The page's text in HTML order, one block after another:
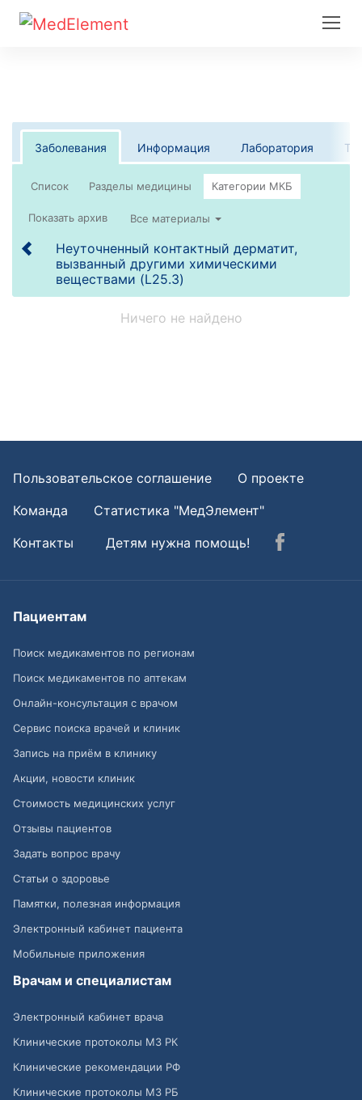
Заболевания Информация Лаборатория
Список
Все материалы
Неуточненный контактный дерматит,
вызванный другими химическими
веществами (L25.3)
Ничего не найдено
Пользовательское соглашение
О проекте
Команда
Статистика "МедЭлемент"
Контакты
Детям нужна помощь!
Пациентам
Поиск медикаментов по регионам
Поиск медикаментов по аптекам
Онлайн-консультация с врачом
Сервис поиска врачей и клиник
Запись на приём в клинику
Акции, новости клиник
Стоимость медицинских услуг
Отзывы пациентов
Задать вопрос врачу
Статьи о здоровье
Памятки, полезная информация
Электронный кабинет пациента
Мобильные приложения
Врачам и специалистам
Электронный кабинет врача
Клинические протоколы МЗ РК
Клинические рекомендации РФ
Клинические протоколы МЗ РБ